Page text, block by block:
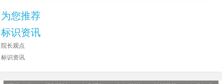
为您推荐
标识资讯
院长观点
标识资讯